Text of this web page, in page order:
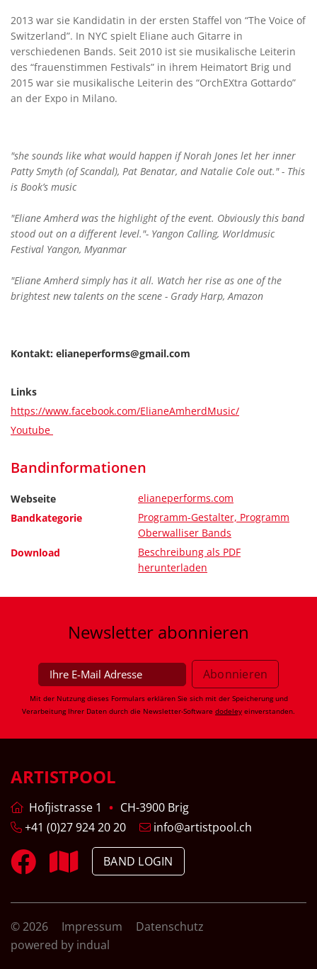
2013 war sie Kandidatin in der ersten Staffel von “The Voice of
Switzerland”. In NYC spielt Eliane auch Gitarre in
verschiedenen Bands. Seit 2010 ist sie musikalische Leiterin
des “frauenstimmen Festivals” in ihrem Heimatort Brig und
2015 war sie musikalische Leiterin des “OrchEXtra Gottardo”
an der Expo in Milano.
"she sounds like what would happen if Norah Jones let her inner
Patty Smyth (of Scandal), Pat Benatar, and Natalie Cole out." - This
is Book’s music
"Eliane Amherd was the highlight of the event. Obviously this band
stood out on a different level."- Yangon Calling, Worldmusic
Festival Yangon, Myanmar
"Eliane Amherd simply has it all. Watch her rise as one of the
brightest new talents on the scene - Grady Harp, Amazon
Kontakt: elianeperforms@gmail.com
Links
https://www.facebook.com/ElianeAmherdMusic/
Youtube
Bandinformationen
Webseite
elianeperforms.com
Bandkategorie
Programm-Gestalter, Programm
Oberwalliser Bands
Download
Beschreibung als PDF
herunterladen
Newsletter abonnieren
Mit der Nutzung dieses Formulars erklären Sie sich mit der Speicherung und
Verarbeitung Ihrer Daten durch die Newsletter-Software dodeley einverstanden.
ARTISTPOOL
Hofjistrasse 1
CH-3900 Brig
+41 (0)27 924 20 20
info@artistpool.ch
BAND LOGIN
© 2026 Impressum
Datenschutz
powered by indual